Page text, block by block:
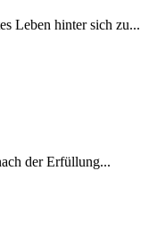
Leben hinter sich zu...
der Erfüllung...